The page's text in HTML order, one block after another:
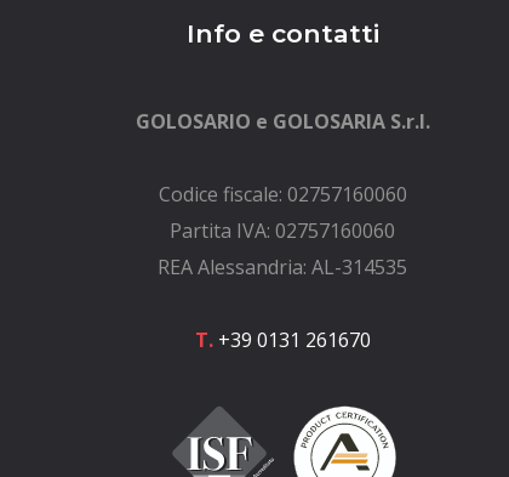
Info e contatti
GOLOSARIO e GOLOSARIA S.r.l.
Codice fiscale: 02757160060
Partita IVA: 02757160060
REA Alessandria: AL-314535
T.+39 0131 261670